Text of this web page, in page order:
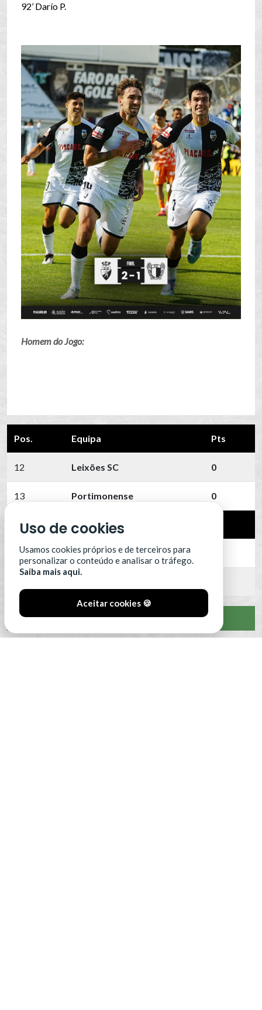
92’ Darío P.
Homem do Jogo:
Pos. Equipa Pts
12 Leixões SC 0
13 Portimonense 0
14 SC Farense
15 SCU Torreense
VER CLASSIFICAÇÃO COMPLETA
Uso de cookies
Usamos cookies próprios e de terceiros para
personalizar o conteúdo e analisar o tráfego.
Saiba mais aqui.
Aceitar cookies 🍪